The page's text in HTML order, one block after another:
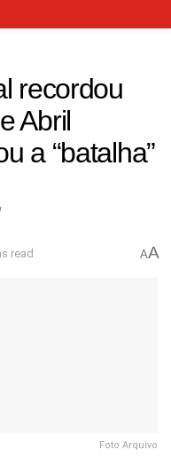
recordou
Abril
a “batalha”
read AA
Foto Arquivo